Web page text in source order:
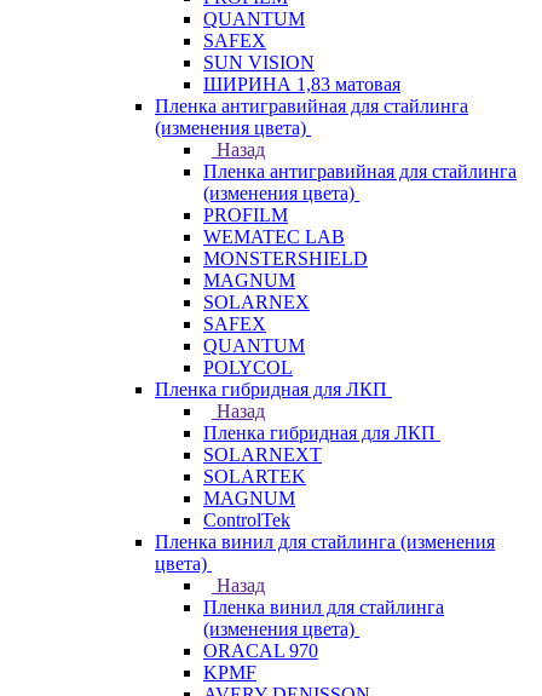
QUANTUM
SAFEX
SUN VISION
ШИРИНА 1,83 матовая
Пленка антигравийная для стайлинга
(изменения цвета)
Назад
Пленка антигравийная для стайлинга
(изменения цвета)
PROFILM
WEMATEC LAB
MONSTERSHIELD
MAGNUM
SOLARNEX
SAFEX
QUANTUM
POLYCOL
Пленка гибридная для ЛКП
Назад
Пленка гибридная для ЛКП
SOLARNEXT
SOLARTEK
MAGNUM
ControlTek
Пленка винил для стайлинга (изменения
цвета)
Назад
Пленка винил для стайлинга
(изменения цвета)
ORACAL 970
KPMF